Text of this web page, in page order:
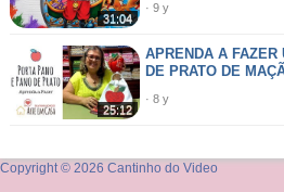
31:04
· 9 y
25:12
APRENDA A FAZER
DE PRATO DE
· 8 y
Copyright © 2026 Cantinho do Video